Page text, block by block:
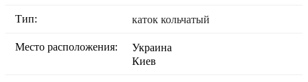
Тип: каток кольчатый
Место расположения:
Украина
Киев